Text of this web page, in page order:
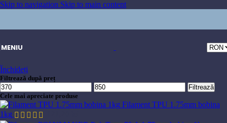
Skip to navigation Skip to main content
MENIU
Închideți
Filtrează după preț
Filtrează
Cele mai apreciate produse
Filament TPU 1.75mm bobina
1kg